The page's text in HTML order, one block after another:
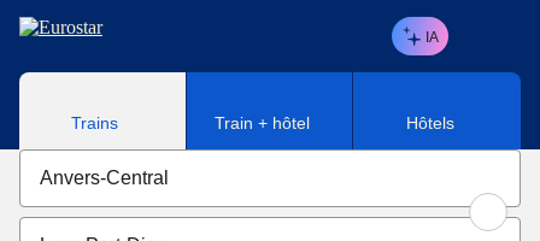
Aller au contenu principal
IA
Trains Train + hôtel Hôtels